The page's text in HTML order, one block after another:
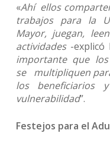
«Ahí ellos
trabajos para la
Mayor, juegan,
actividades -explicó
importante que
se multipliquen
los
vulnerabilidad”.
Festejos para el